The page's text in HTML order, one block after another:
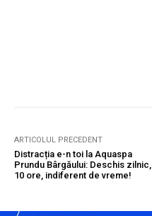
ARTICOLUL PRECEDENT
Distracția e-n toi la Aquaspa
Prundu Bârgăului: Deschis zilnic,
10 ore, indiferent de vreme!